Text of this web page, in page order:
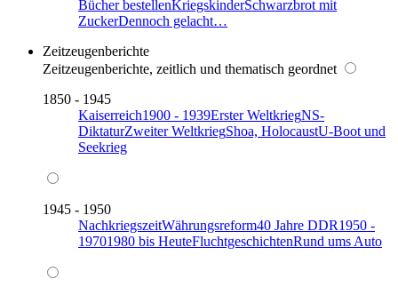
Bücher bestellenKriegskinderSchwarzbrot mit
ZuckerDennoch gelacht…
Zeitzeugenberichte
Zeitzeugenberichte, zeitlich und thematisch geordnet
1850 - 1945
Kaiserreich1900 - 1939Erster WeltkriegNS-
DiktaturZweiter WeltkriegShoa, HolocaustU-Boot und
Seekrieg
1945 - 1950
NachkriegszeitWährungsreform40 Jahre DDR1950 -
19701980 bis HeuteFluchtgeschichtenRund ums Auto